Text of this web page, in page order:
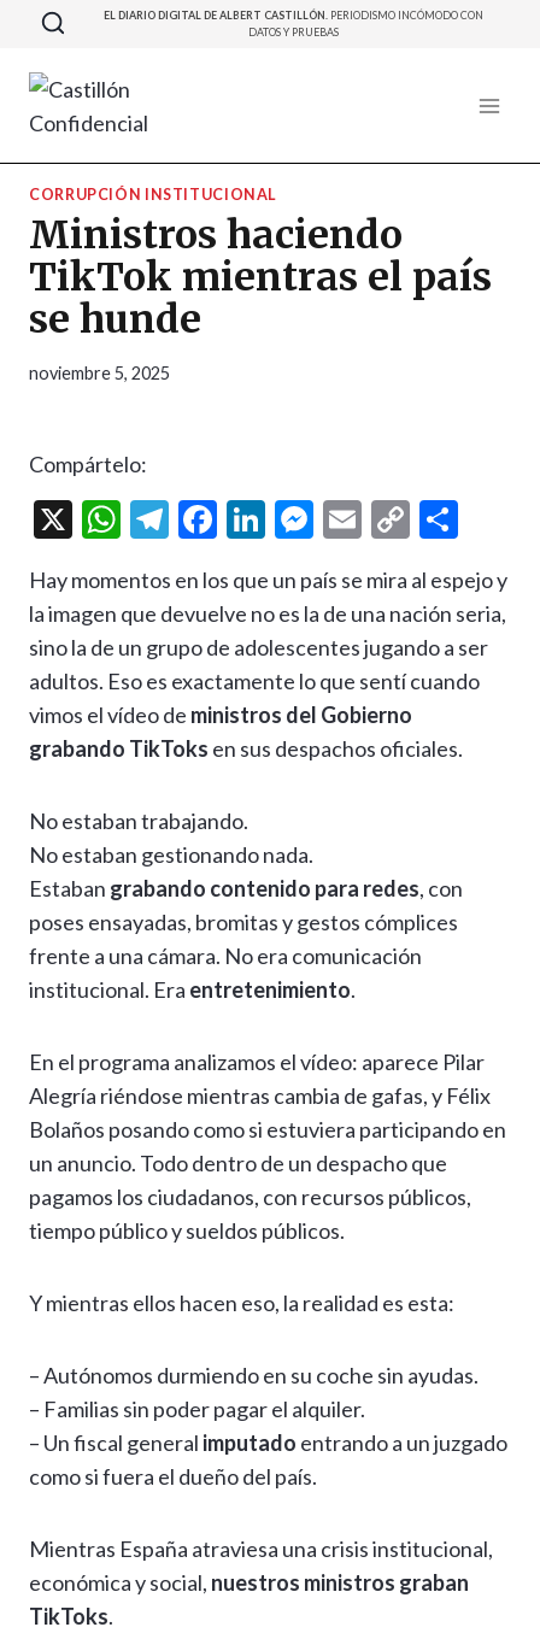
Saltar
contenido
EL DIARIO DIGITAL DE ALBERT CASTILLÓN. PERIODISMO INCÓMODO CON
DATOS Y PRUEBAS
CORRUPCIÓN INSTITUCIONAL
Ministros haciendo
TikTok mientras el país
se hunde
noviembre 5, 2025
Compártelo:
X
W
at
s
A
p
p
T
e
gr
a
m
F
e
b
o
o
k
Li
ke
dI
n
M
se
n
g
er
E
ai
l
C
p
y
Li
n
k
m
p
ar
r
Hay momentos en los que un país se mira al espejo y
la imagen que devuelve no es la de una nación seria,
sino la de un grupo de adolescentes jugando a ser
adultos. Eso es exactamente lo que sentí cuando
vimos el vídeo de ministros del Gobierno
grabando TikToks en sus despachos oficiales.
No estaban trabajando.
No estaban gestionando nada.
Estaban grabando contenido para redes, con
poses ensayadas, bromitas y gestos cómplices
frente a una cámara. No era comunicación
institucional. Era entretenimiento.
En el programa analizamos el vídeo: aparece Pilar
Alegría riéndose mientras cambia de gafas, y Félix
Bolaños posando como si estuviera participando en
un anuncio. Todo dentro de un despacho que
pagamos los ciudadanos, con recursos públicos,
tiempo público y sueldos públicos.
Y mientras ellos hacen eso, la realidad es esta:
– Autónomos durmiendo en su coche sin ayudas.
– Familias sin poder pagar el alquiler.
– Un fiscal general imputado entrando a un juzgado
como si fuera el dueño del país.
Mientras España atraviesa una crisis institucional,
económica y social, nuestros ministros graban
TikToks.